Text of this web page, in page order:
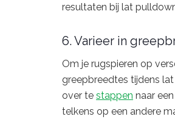
resultaten bij lat
6. Varieer in
Om je rugspieren op
greepbreedtes tijdens
over te stappen naar
telkens op een andere